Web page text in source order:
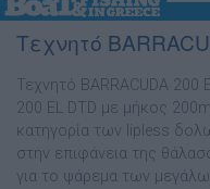
Τεχνητό
Τεχνητό BARRACUDA 200
200 EL DTD με μήκος
κατηγορία των lipless
στην επιφάνεια της
για το ψάρεμα των